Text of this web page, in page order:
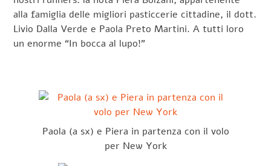
alla famiglia delle migliori pasticcerie cittadine, il dott.
Livio Dalla Verde e Paola Preto Martini. A tutti loro
un enorme “In bocca al lupo!”
Paola (a sx) e Piera in partenza con il volo
per New York